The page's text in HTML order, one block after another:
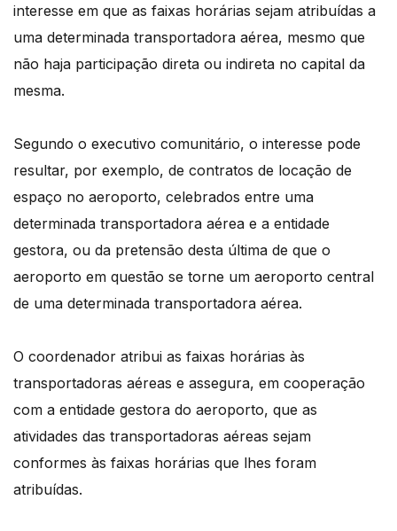
interesse em que as faixas horárias sejam atribuídas a
uma determinada transportadora aérea, mesmo que
não haja participação direta ou indireta no capital da
mesma.
Segundo o executivo comunitário, o interesse pode
resultar, por exemplo, de contratos de locação de
espaço no aeroporto, celebrados entre uma
determinada transportadora aérea e a entidade
gestora, ou da pretensão desta última de que o
aeroporto em questão se torne um aeroporto central
de uma determinada transportadora aérea.
O coordenador atribui as faixas horárias às
transportadoras aéreas e assegura, em cooperação
com a entidade gestora do aeroporto, que as
atividades das transportadoras aéreas sejam
conformes às faixas horárias que lhes foram
atribuídas.